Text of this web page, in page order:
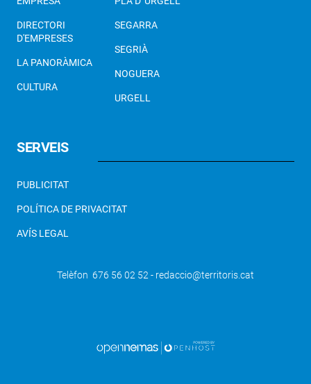
DIRECTORI
D'EMPRESES
LA PANORÀMICA
CULTURA
SEGARRA
SEGRIÀ
NOGUERA
URGELL
SERVEIS
PUBLICITAT
POLÍTICA DE PRIVACITAT
AVÍS LEGAL
Telèfon 676 56 02 52 - redaccio@territoris.cat